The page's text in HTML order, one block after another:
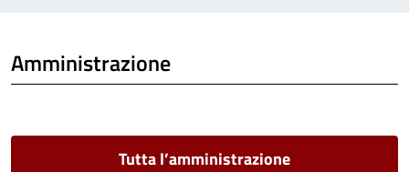
Amministrazione
Tutta l’amministrazione